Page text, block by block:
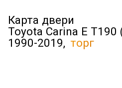
Карта двери
Toyota Carina E
1990-2019, торг